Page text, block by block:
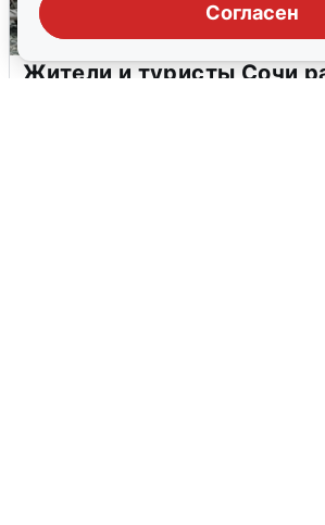
Согласен
Жители и туристы Сочи